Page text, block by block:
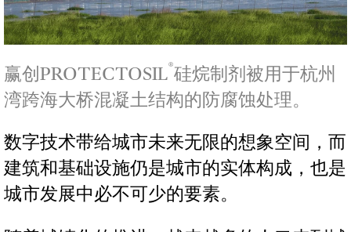
赢创PROTECTOSIL®硅烷制剂被用于杭州
湾跨海大桥混凝土结构的防腐蚀处理。
数字技术带给城市未来无限的想象空间，而
建筑和基础设施仍是城市的实体构成，也是
城市发展中必不可少的要素。